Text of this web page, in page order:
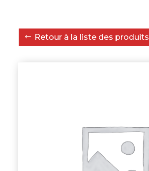
Retour à la liste des produits